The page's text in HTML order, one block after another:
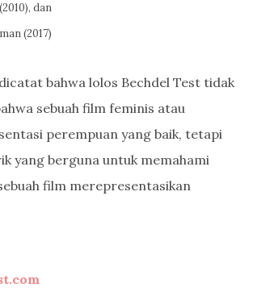
dan
(2017)
bahwa lolos Bechdel Test tidak
sebuah film feminis atau
perempuan yang baik, tetapi
yang berguna untuk memahami
film merepresentasikan